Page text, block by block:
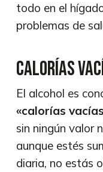
todo en el
problemas de
Calorías
El alcohol es
«calorías
sin ningún valor
aunque estés
diaria, no estás